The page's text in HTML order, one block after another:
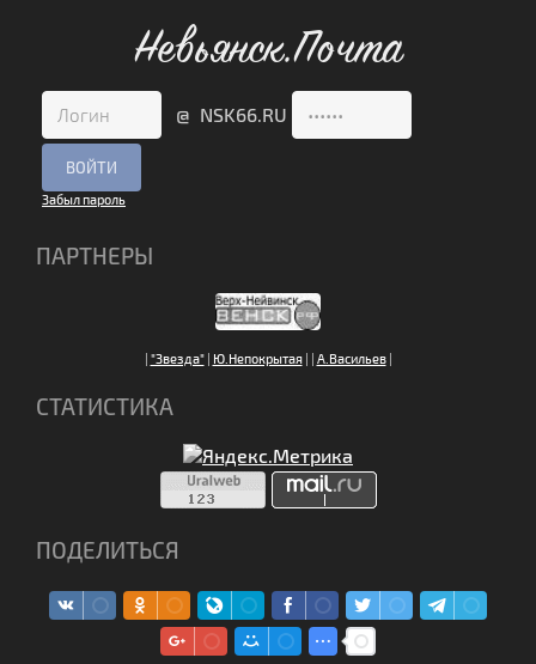
Невьянск.Почта
@ NSK66.RU
Забыл пароль
ПАРТНЕРЫ
| "Звезда"| Ю.Непокрытая| | А.Васильев|
СТАТИСТИКА
ПОДЕЛИТЬСЯ